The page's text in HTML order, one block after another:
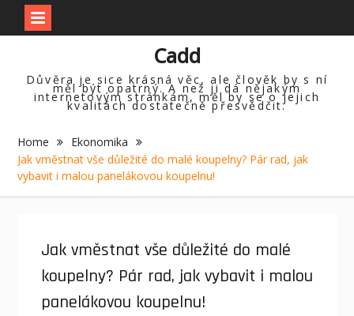
content
Cadd
Důvěra je sice krásná věc, ale člověk by s ní
měl být opatrný. A než ji dá nějakým
internetovým stránkám, měl by se o jejich
kvalitách dostatečně přesvědčit.
Home
Ekonomika
Jak vměstnat vše důležité do malé koupelny? Pár rad, jak
vybavit i malou panelákovou koupelnu!
Jak vměstnat vše důležité do malé
koupelny? Pár rad, jak vybavit i malou
panelákovou koupelnu!